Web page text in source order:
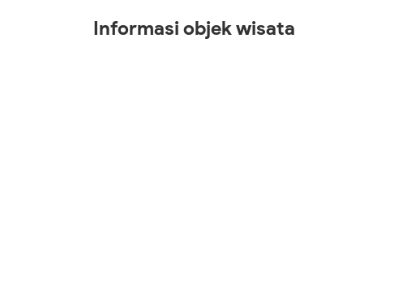
Informasi objek wisata